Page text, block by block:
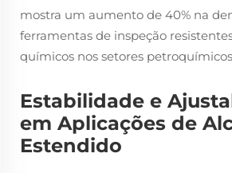
mostra um aumento de 40% na
ferramentas de inspeção
químicos nos setores
Estabilidade e
em Aplicações de
Estendido